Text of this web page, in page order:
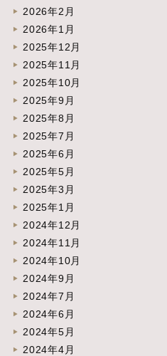
2026年2月
2026年1月
2025年12月
2025年11月
2025年10月
2025年9月
2025年8月
2025年7月
2025年6月
2025年5月
2025年3月
2025年1月
2024年12月
2024年11月
2024年10月
2024年9月
2024年7月
2024年6月
2024年5月
2024年4月